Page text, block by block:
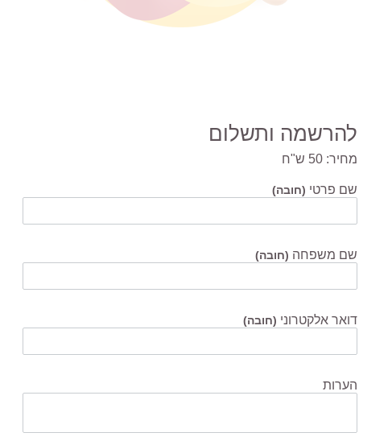
להרשמה ותשלום
מחיר: 50 ש"ח
שם פרטי (חובה)
שם משפחה (חובה)
דואר אלקטרוני (חובה)
הערות